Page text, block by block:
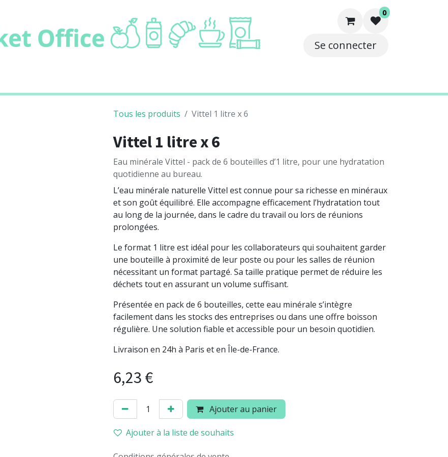
0
Se connecter
Tous les produits Vittel 1 litre x 6
Vittel 1 litre x 6
Eau minérale Vittel - pack de 6 bouteilles d’1 litre, pour une hydratation
quotidienne au bureau.
L’eau minérale naturelle Vittel est connue pour sa richesse en minéraux
et son goût équilibré. Elle accompagne efficacement l’hydratation tout
au long de la journée, dans le cadre du travail ou lors de réunions
prolongées.
Le format 1 litre est idéal pour les collaborateurs qui souhaitent garder
une bouteille à proximité de leur poste ou pour les salles de réunion
nécessitant un format partagé. Sa taille pratique permet de réduire les
déchets tout en assurant un volume suffisant.
Présentée en pack de 6 bouteilles, cette eau minérale s’intègre
facilement dans les stocks des entreprises ou dans une offre boisson
régulière. Une solution fiable et accessible pour un besoin quotidien.
Livraison en 24h à Paris et en Île-de-France.
6,23 €
Ajouter au panier
Ajouter à la liste de souhaits